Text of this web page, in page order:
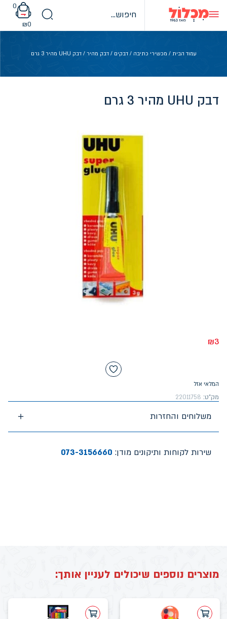
content
0
₪0
עמוד הבית / מכשירי כתיבה /דבקים /דבק מהיר / דבק UHU מהיר 3 גרם
דבק UHU מהיר 3 גרם
₪3
המלאי אזל
מק"ט: 22011758
משלוחים והחזרות
שירות לקוחות ותיקונים מודן: 073-3156660
מוצרים נוספים שיכולים לעניין אותך: